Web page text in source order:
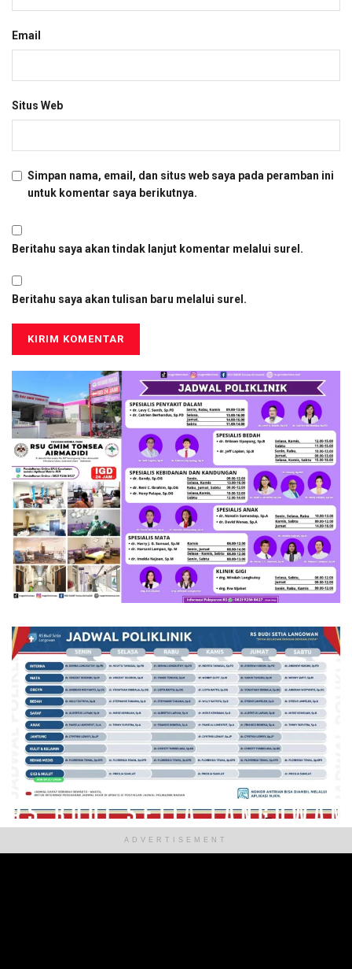
Email
Situs Web
Simpan nama, email, dan situs web saya pada peramban ini
untuk komentar saya berikutnya.
Beritahu saya akan tindak lanjut komentar melalui surel.
Beritahu saya akan tulisan baru melalui surel.
ADVERTISEMENT
ADVERTISEMENT